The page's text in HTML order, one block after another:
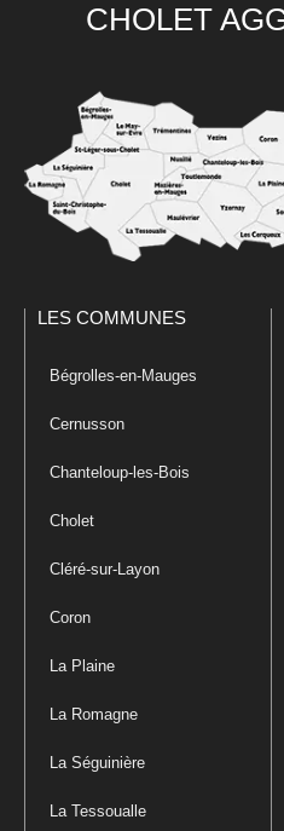
CHOLET
LES COMMUNES
Bégrolles-en-Mauges
Cernusson
Chanteloup-les-Bois
Cholet
Cléré-sur-Layon
Coron
La Plaine
La Romagne
La Séguinière
La Tessoualle